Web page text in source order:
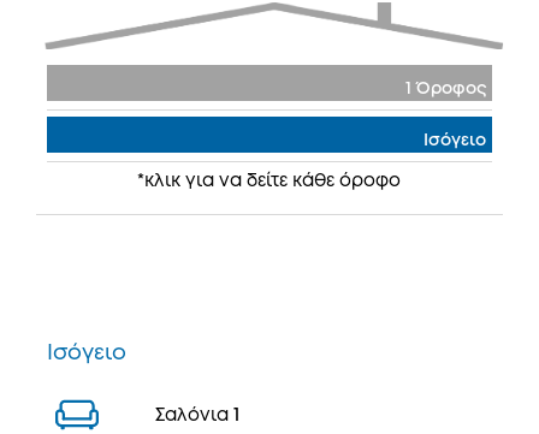
1 Όροφος
Ισόγειο
*κλικ για να δείτε κάθε όροφο
Ισόγειο
Σαλόνια